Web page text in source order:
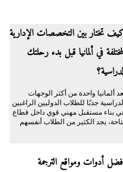
تختار بين التخصصات الإدارية
في ألمانيا قبل بدء رحلتك
ألمانيا واحدة من أكثر الوجهات
الدراسية جذبًا للطلاب الدوليين الراغبين
بناء مستقبل مهني قوي داخل قطاع
يجد الكثير من الطلاب أنفسهم
أدوات ومواقع الترجمة